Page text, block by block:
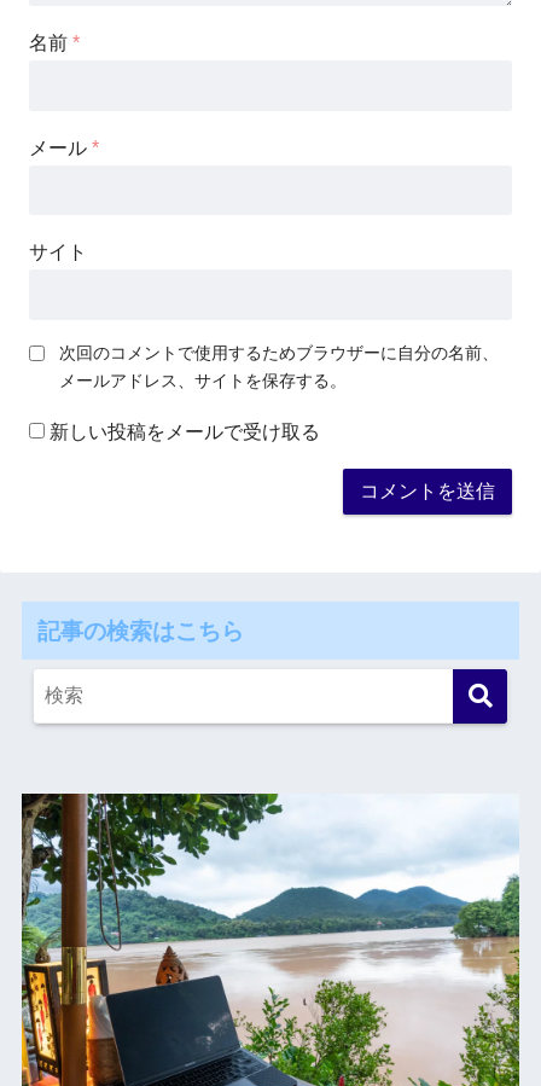
名前 *
メール *
サイト
次回のコメントで使用するためブラウザーに自分の名前、
メールアドレス、サイトを保存する。
新しい投稿をメールで受け取る
記事の検索はこちら